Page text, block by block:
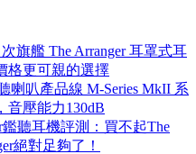
旗艦 The Arranger 耳罩式耳
格更可親的選擇
喇叭產品線 M-Series MkII 系
音壓能力130dB
鑑聽耳機評測：買不起The
絕對足夠了！